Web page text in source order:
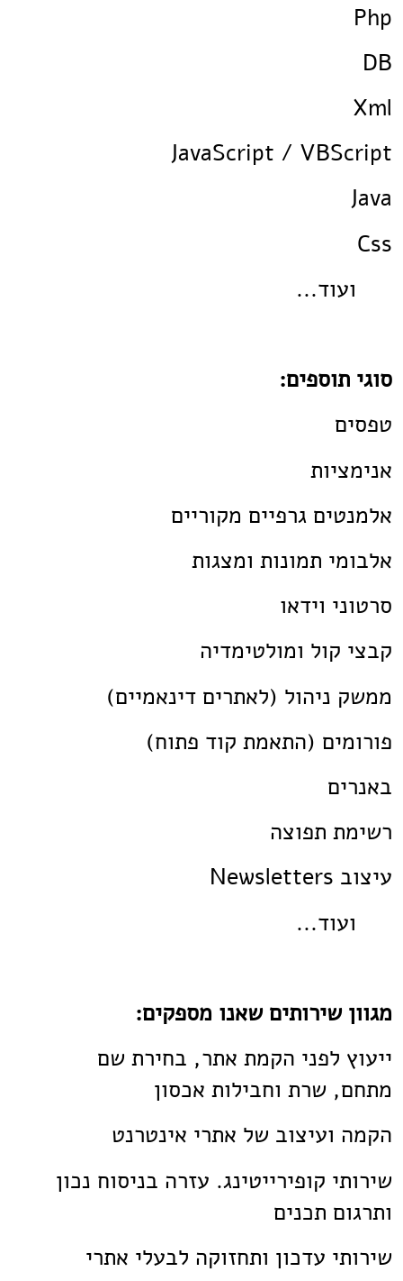
Php
DB
Xml
JavaScript / VBScript
Java
Css
ועוד...
סוגי תוספים:
טפסים
אנימציות
אלמנטים גרפיים מקוריים
אלבומי תמונות ומצגות
סרטוני וידאו
קבצי קול ומולטימדיה
ממשק ניהול (לאתרים דינאמיים)
פורומים (התאמת קוד פתוח)
באנרים
רשימת תפוצה
עיצוב Newsletters
ועוד...
מגוון שירותים שאנו מספקים:
ייעוץ לפני הקמת אתר, בחירת שם
מתחם, שרת וחבילות אכסון
הקמה ועיצוב של אתרי אינטרנט
שירותי קופירייטינג. עזרה בניסוח נכון
ותרגום תכנים
שירותי עדכון ותחזוקה לבעלי אתרי